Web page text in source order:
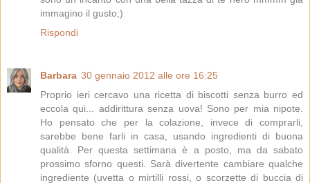
immagino il gusto;)
Rispondi
Barbara 30 gennaio 2012 alle ore 16:25
Proprio ieri cercavo una ricetta di biscotti senza burro ed
eccola qui... addirittura senza uova! Sono per mia nipote.
Ho pensato che per la colazione, invece di comprarli,
sarebbe bene farli in casa, usando ingredienti di buona
qualità. Per questa settimana è a posto, ma da sabato
prossimo sforno questi. Sarà divertente cambiare qualche
ingrediente (uvetta o mirtilli rossi, o scorzette di buccia di